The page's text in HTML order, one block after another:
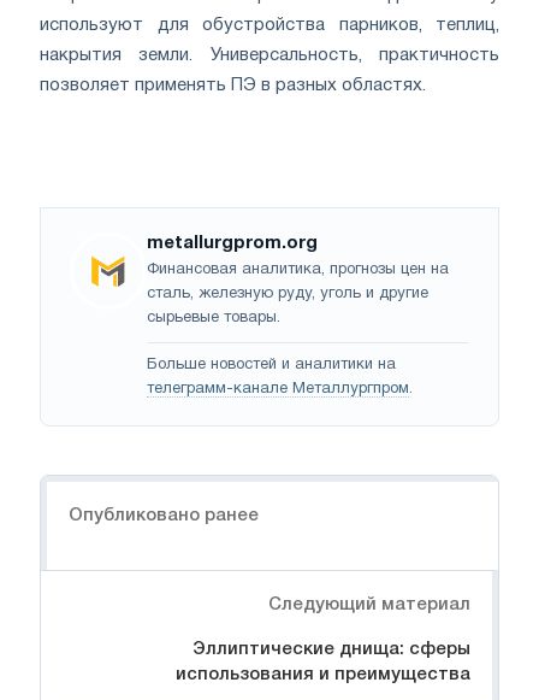
используют для обустройства парников, теплиц,
накрытия земли. Универсальность, практичность
позволяет применять ПЭ в разных областях.
metallurgprom.org
Финансовая аналитика, прогнозы цен на
сталь, железную руду, уголь и другие
сырьевые товары.
Больше новостей и аналитики на
телеграмм-канале Металлургпром.
Опубликовано ранее
Следующий материал
Эллиптические днища: сферы
использования и преимущества